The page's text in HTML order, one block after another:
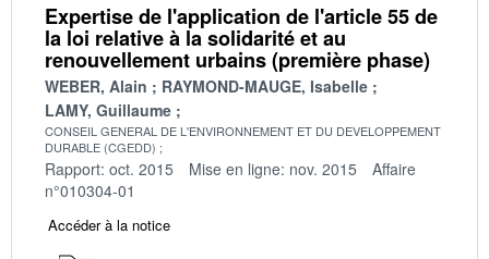
Expertise de l'application de l'article 55 de
la loi relative à la solidarité et au
renouvellement urbains (première phase)
WEBER, Alain
RAYMOND-MAUGE, Isabelle
LAMY, Guillaume
CONSEIL GENERAL DE L'ENVIRONNEMENT ET DU DEVELOPPEMENT
DURABLE (CGEDD)
Rapport: oct. 2015 Mise en ligne: nov. 2015
Affaire
n°010304-01
Accéder à la notice